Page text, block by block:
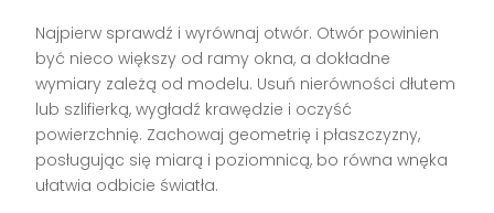
Najpierw sprawdź i wyrównaj otwór. Otwór powinien
być nieco większy od ramy okna, a dokładne
wymiary zależą od modelu. Usuń nierówności dłutem
lub szlifierką, wygładź krawędzie i oczyść
powierzchnię. Zachowaj geometrię i płaszczyzny,
posługując się miarą i poziomnicą, bo równa wnęka
ułatwia odbicie światła.